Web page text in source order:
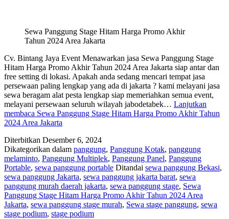
Sewa Panggung Stage Hitam Harga Promo Akhir
Tahun 2024 Area Jakarta
Cv. Bintang Jaya Event Menawarkan jasa Sewa Panggung Stage
Hitam Harga Promo Akhir Tahun 2024 Area Jakarta siap antar dan
free setting di lokasi. Apakah anda sedang mencari tempat jasa
persewaan paling lengkap yang ada di jakarta ? kami melayani jasa
sewa beragam alat pesta lengkap siap memeriahkan semua event,
melayani persewaan seluruh wilayah jabodetabek… Lanjutkan
membaca Sewa Panggung Stage Hitam Harga Promo Akhir Tahun
2024 Area Jakarta
Diterbitkan Desember 6, 2024
Dikategorikan dalam panggung, Panggung Kotak, panggung
melaminto, Panggung Multiplek, Panggung Panel, Panggung
Portable, sewa panggung portable Ditandai sewa panggung Bekasi,
sewa panggung Jakarta, sewa panggung jakarta barat, sewa
panggung murah daerah jakarta, sewa panggung stage, Sewa
Panggung Stage Hitam Harga Promo Akhir Tahun 2024 Area
Jakarta, sewa panggung stage murah, Sewa stage panggung, sewa
stage podium, stage podium